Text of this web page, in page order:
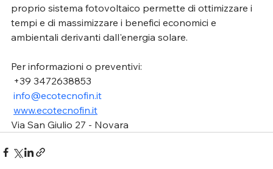
proprio sistema fotovoltaico permette di ottimizzare i
tempi e di massimizzare i benefici economici e
ambientali derivanti dall'energia solare.
Per informazioni o preventivi:
+39 3472638853
info@ecotecnofin.it
www.ecotecnofin.it
Via San Giulio 27 - Novara